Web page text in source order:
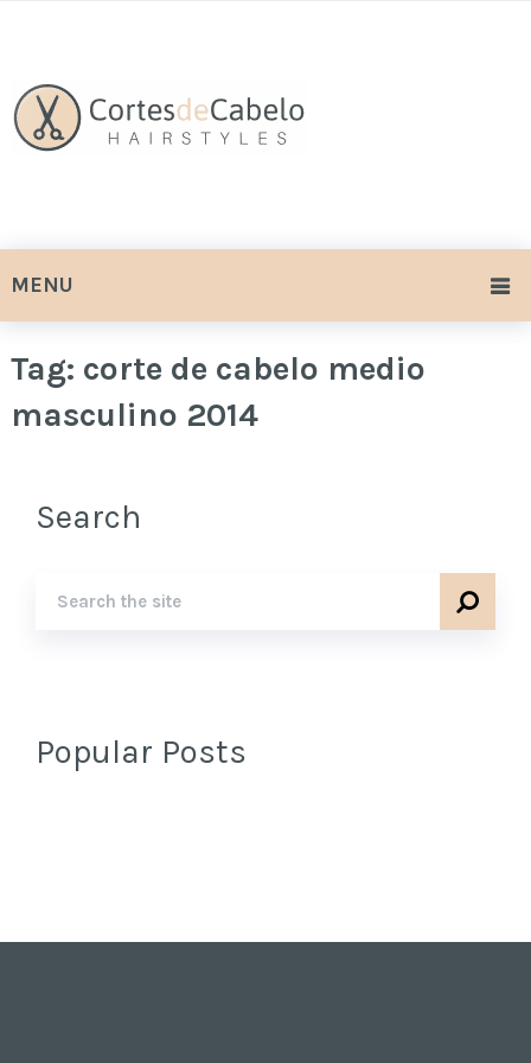
MENU
Tag: corte de cabelo medio
masculino 2014
Search
Popular Posts